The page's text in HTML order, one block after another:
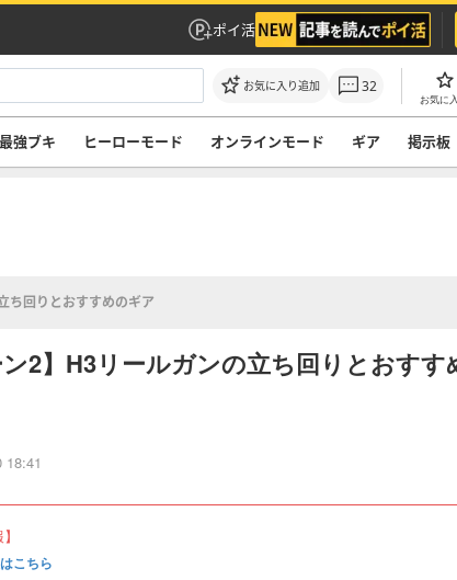
ポイ活
お気に入り追加 32
お気に
最強ブキ ヒーローモード オンラインモード ギア 掲示板
ち回りとおすすめのギア
ン2】H3リールガンの立ち回りとおすす
18:41
こちら